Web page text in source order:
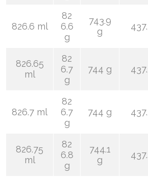
826.6 ml
82
6.6
g
743.9
g
826.65
ml
82
6.7
g
744 g
826.7 ml
82
6.7
g
744 g
826.75
ml
82
6.8
g
744.1
g